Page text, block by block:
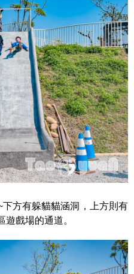
方有躲貓貓涵洞，上方則有
戲場的通道。